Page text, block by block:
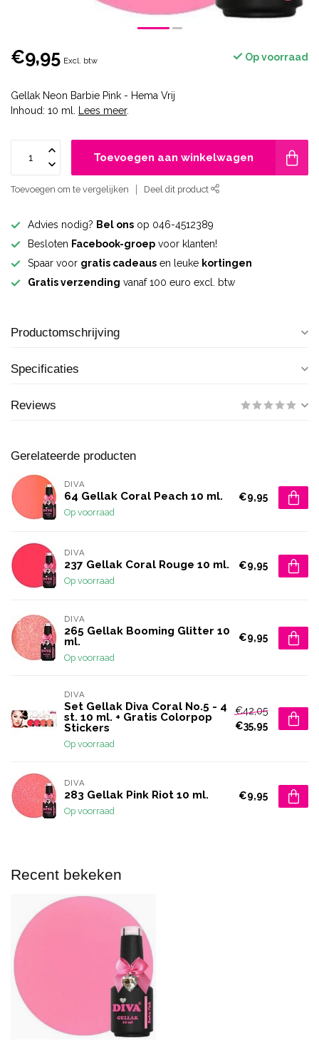
€9,95 Excl. btw Op voorraad
Gellak Neon Barbie Pink - Hema Vrij
Inhoud: 10 ml.
Lees meer.
Toevoegen aan winkelwagen
Toevoegen om te vergelijken Deel dit product
Advies nodig? Bel ons op 046-4512389
Besloten Facebook-groep voor klanten!
Spaar voor gratis cadeaus en leuke kortingen
Gratis verzending vanaf 100 euro excl. btw
Productomschrijving
Specificaties
Reviews
Gerelateerde producten
DIVA
64 Gellak Coral Peach 10 ml.
Op voorraad
€9,95
DIVA
237 Gellak Coral Rouge 10 ml.
Op voorraad
€9,95
DIVA
265 Gellak Booming Glitter 10
ml.
Op voorraad
€9,95
DIVA
Set Gellak Diva Coral No.5 - 4
st. 10 ml. + Gratis Colorpop
Stickers
Op voorraad
€42,05
€35,95
DIVA
283 Gellak Pink Riot 10 ml.
Op voorraad
€9,95
Recent bekeken